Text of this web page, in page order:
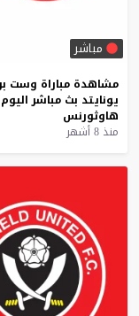
مباشر
مشاهدة مباراة وست
يونايتد بث مباشر اليوم
هاوثورنس
منذ 8 أشهر